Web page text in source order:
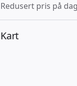
Redusert pris på
Kart